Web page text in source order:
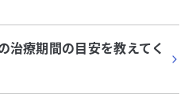
治療期間の目安を教えてく